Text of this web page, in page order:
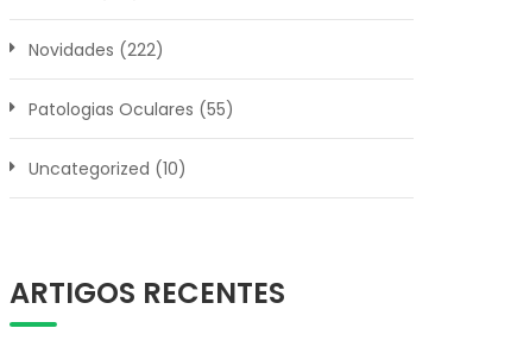
Novidades (222)
Patologias Oculares (55)
Uncategorized (10)
ARTIGOS RECENTES